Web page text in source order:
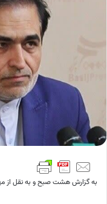
به گزارش هشت صبح و به نقل از